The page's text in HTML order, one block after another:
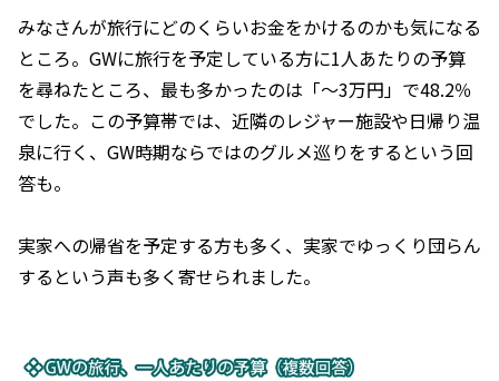
みなさんが旅行にどのくらいお金をかけるのかも気になる
ところ。GWに旅行を予定している方に1人あたりの予算
を尋ねたところ、最も多かったのは「～3万円」で48.2％
でした。この予算帯では、近隣のレジャー施設や日帰り温
泉に行く、GW時期ならではのグルメ巡りをするという回
答も。
実家への帰省を予定する方も多く、実家でゆっくり団らん
するという声も多く寄せられました。